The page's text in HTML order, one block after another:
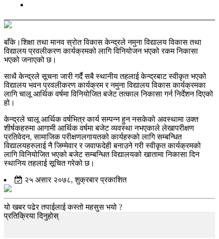
बाँके।शिक्षा तथा मानव स्रोत विकास केन्द्रले नमुना विद्यालय विकास तथा
विद्यालय प्रवलीकरण कार्यक्रमको लागि विनियोजन भएको रकम निकासा
भएको जनाएको छ।
साथै केन्द्रले सूचना जारी गर्दै सबै स्थानीय तहलाई केन्द्रबाट स्वीकृत भएको
विद्यालय भवन प्रवलीकरण कार्यक्रम र नमुना विद्यालय विकास कार्यक्रमका
लागि चालू आर्थिक वर्षमा विनियोजित बजेट तत्काल निकासा गर्न निर्देशन दिएको
हो।
केन्द्रले चालू आर्थिक वर्षभित्र कार्य सम्पन्न हुन नसकेको अवस्थामा उक्त
शीर्षकहरुमा आगामी आर्थिक वर्षमा बजेट व्यवस्था नभएकाले लेखापरीक्षण
प्रतिवेदन, सामाजिक परीक्षणलगायतको कार्यहरुको लागि सम्बन्धित
विद्यालयहरुलाई नै जिम्मेवार र जवाफदेही बनाउने गरी स्वीकृत कार्यक्रमको
लागि विनियोजित भएको बजेट सम्बन्धित विद्यालयको खातामा निकासा दिन
स्थानिय तहलाई सूचित गरेको छ।
२५ असार २०७८, शुक्रबार प्रकाशित
यो खबर पढेर तपाईलाई कस्तो महसुस भयो ?
प्रतिक्रिया दिनुहोस्